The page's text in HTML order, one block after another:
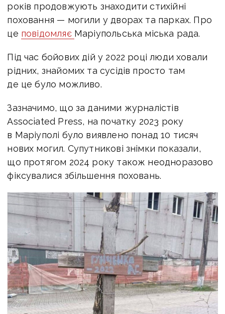
років продовжують знаходити стихійні
поховання — могили у дворах та парках. Про
це повідомляє Маріупольська міська рада.
Під час бойових дій у 2022 році люди ховали
рідних, знайомих та сусідів просто там
де це було можливо.
Зазначимо, що за даними журналістів
Associated Press, на початку 2023 року
в Маріуполі було виявлено понад 10 тисяч
нових могил. Супутникові знімки показали,
що протягом 2024 року також неодноразово
фіксувалися збільшення поховань.